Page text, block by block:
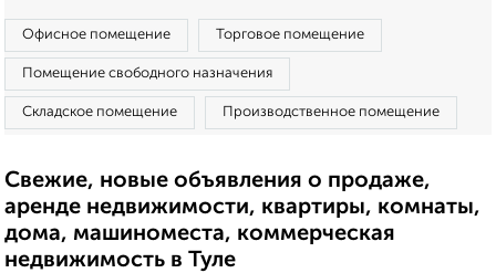
Офисное помещение Торговое помещение
Помещение свободного назначения
Складское помещение Производственное помещение
Свежие, новые объявления о продаже,
аренде недвижимости, квартиры, комнаты,
дома, машиноместа, коммерческая
недвижимость в Туле